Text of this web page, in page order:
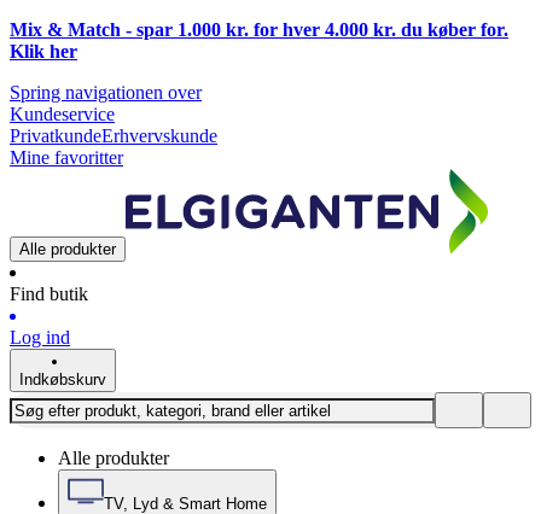
Mix & Match - spar 1.000 kr. for hver 4.000 kr. du køber for.
Klik her
Spring navigationen over
Kundeservice
PrivatkundeErhvervskunde
Mine favoritter
Alle produkter
Find butik
Log ind
Indkøbskurv
Alle produkter
TV, Lyd & Smart Home